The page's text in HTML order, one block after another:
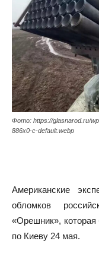
Фото: https://glasnarod.ru/
886x0-c-default.webp
Американские
обломков
«Орешник»,
по Киеву 24 мая.